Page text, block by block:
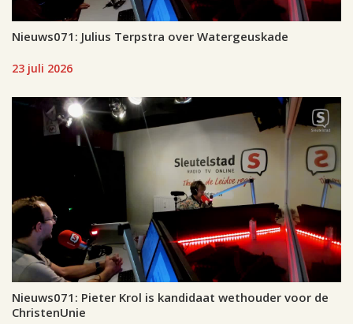
Nieuws071: Julius Terpstra over Watergeuskade
23 juli 2026
Nieuws071: Pieter Krol is kandidaat wethouder voor de
ChristenUnie